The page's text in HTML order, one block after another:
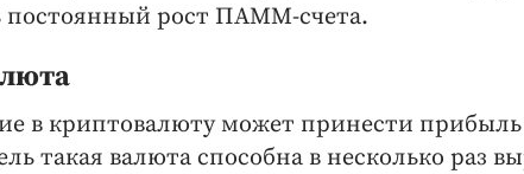
постоянный рост ПАММ-счета.
в криптовалюту может принести
такая валюта способна в несколько раз